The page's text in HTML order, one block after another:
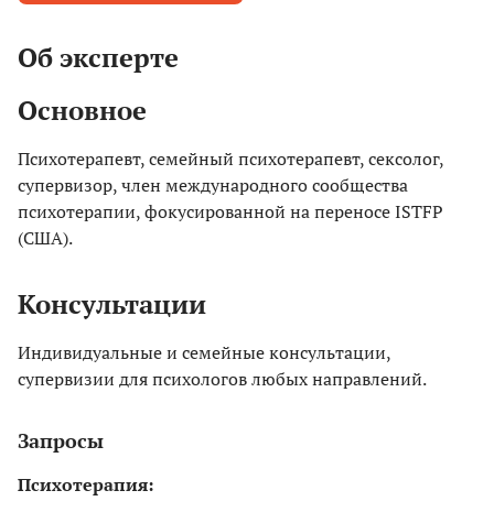
Об эксперте
Основное
Психотерапевт, семейный психотерапевт, сексолог,
супервизор, член международного сообщества
психотерапии, фокусированной на переносе ISTFP
(США).
Консультации
Индивидуальные и семейные консультации,
супервизии для психологов любых направлений.
Запросы
Психотерапия: